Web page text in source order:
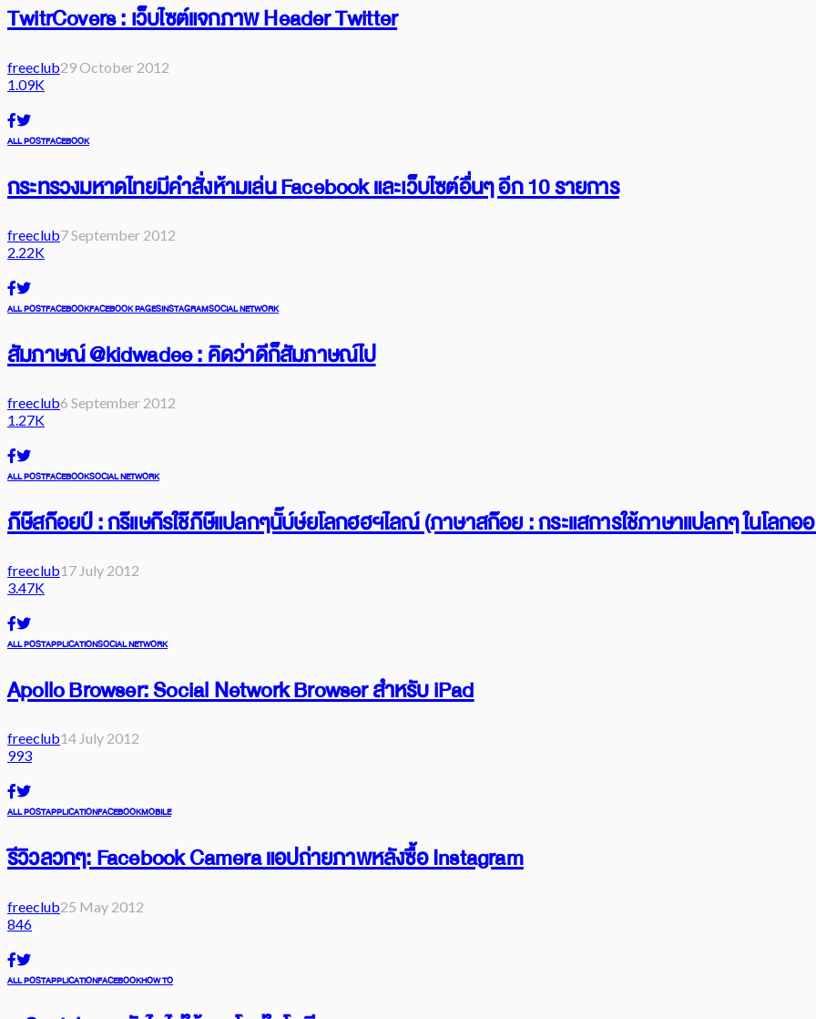
TwitrCovers : เว็บไซต์แจกภาพ Header Twitter
freeclub29 October 2012
1.09K
ALL POSTFACEBOOK
กระทรวงมหาดไทยมีคำสั่งห้ามเล่น Facebook และเว็บไซต์อื่นๆ อีก 10 รายการ
freeclub7 September 2012
2.22K
ALL POSTFACEBOOKFACEBOOK PAGESINSTAGRAMSOCIAL NETWORK
สัมภาษณ์ @kidwadee : คิดว่าดีก็สัมภาษณ์ไป
freeclub6 September 2012
1.27K
ALL POSTFACEBOOKSOCIAL NETWORK
ภ๊ษ๊สก๊อยป์ : กร๊แษก๊รใช๊ภ๊ษ๊แปลกๆนั๊บ์ษ์ยโลกฮฮฯไลณ์ (ภาษาสก๊อย : กระแสการใช้ภาษาแปลกๆ ในโลกอ
freeclub17 July 2012
3.47K
ALL POSTAPPLICATIONSOCIAL NETWORK
Apollo Browser: Social Network Browser สำหรับ iPad
freeclub14 July 2012
993
ALL POSTAPPLICATIONFACEBOOKMOBILE
รีวิวลวกๆ: Facebook Camera แอปถ่ายภาพหลังซื้อ Instagram
freeclub25 May 2012
846
ALL POSTAPPLICATIONFACEBOOKHOW TO